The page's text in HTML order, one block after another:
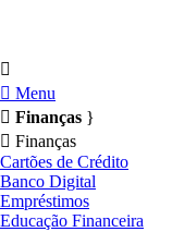
Menu
Finanças
Finanças
Cartões de Crédito
Banco Digital
Empréstimos
Educação Financeira